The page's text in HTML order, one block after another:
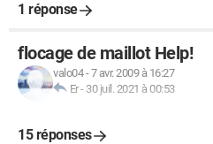
1 réponse
flocage de maillot Help!
valo04-7 avr. 2009 à 16:27
Er- 30 juil. 2021 à 00:53
15 réponses